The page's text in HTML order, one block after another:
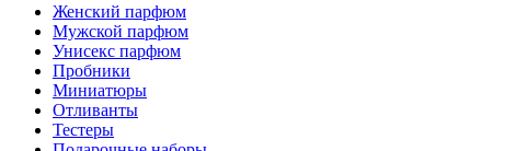
Женский парфюм
Мужской парфюм
Унисекс парфюм
Пробники
Миниатюры
Отливанты
Тестеры